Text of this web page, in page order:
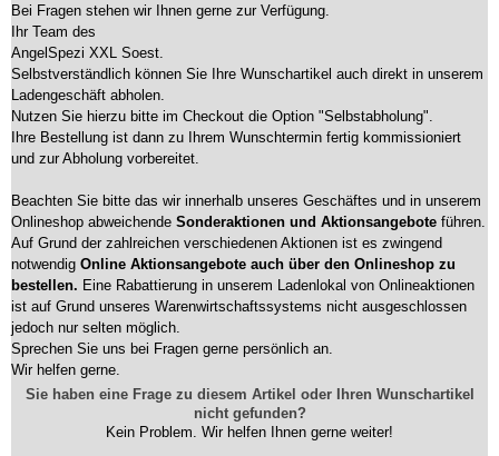
Bei Fragen stehen wir Ihnen gerne zur Verfügung.
Ihr Team des
AngelSpezi XXL Soest.
Selbstverständlich können Sie Ihre Wunschartikel auch direkt in unserem
Ladengeschäft abholen.
Nutzen Sie hierzu bitte im Checkout die Option "Selbstabholung".
Ihre Bestellung ist dann zu Ihrem Wunschtermin fertig kommissioniert
und zur Abholung vorbereitet.
Beachten Sie bitte das wir innerhalb unseres Geschäftes und in unserem
Onlineshop abweichende Sonderaktionen und Aktionsangebote führen.
Auf Grund der zahlreichen verschiedenen Aktionen ist es zwingend
notwendig Online Aktionsangebote auch über den Onlineshop zu
bestellen. Eine Rabattierung in unserem Ladenlokal von Onlineaktionen
ist auf Grund unseres Warenwirtschaftssystems nicht ausgeschlossen
jedoch nur selten möglich.
Sprechen Sie uns bei Fragen gerne persönlich an.
Wir helfen gerne.
Sie haben eine Frage zu diesem Artikel oder Ihren Wunschartikel
nicht gefunden?
Kein Problem. Wir helfen Ihnen gerne weiter!